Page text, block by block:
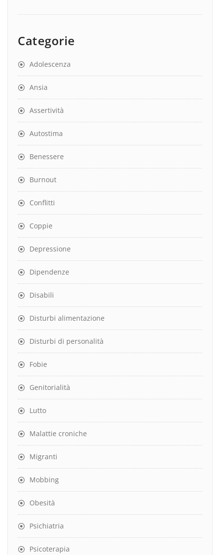
Categorie
Adolescenza
Ansia
Assertività
Autostima
Benessere
Burnout
Conflitti
Coppie
Depressione
Dipendenze
Disabili
Disturbi alimentazione
Disturbi di personalità
Fobie
Genitorialità
Lutto
Malattie croniche
Migranti
Mobbing
Obesità
Psichiatria
Psicoterapia